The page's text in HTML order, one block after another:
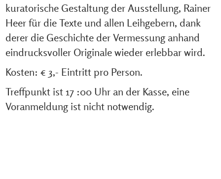
kuratorische Gestaltung der Ausstellung, Rainer
Heer für die Texte und allen Leihgebern, dank
derer die Geschichte der Vermessung anhand
eindrucksvoller Originale wieder erlebbar wird.
Kosten: € 3,- Eintritt pro Person.
Treffpunkt ist 17 :00 Uhr an der Kasse, eine
Voranmeldung ist nicht notwendig.